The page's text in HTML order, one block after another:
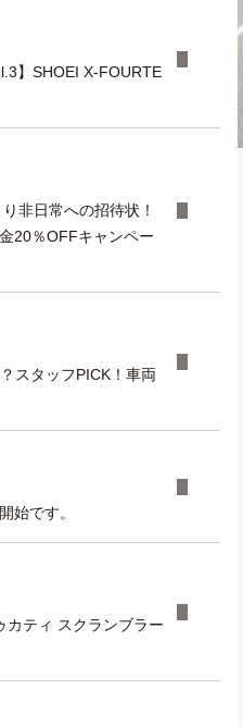
】SHOEI X-FOURTE
非日常への招待状！
20％OFFキャンペー
スタッフPICK！車両
始です。
ティ スクランブラー